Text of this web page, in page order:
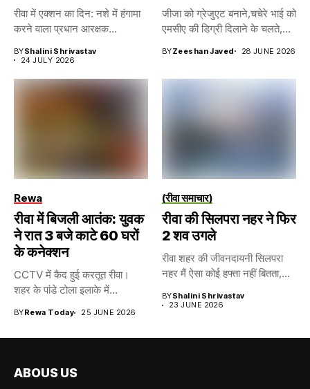
रीवा में एक्शन का दिन: नशे में हंगामा
करने वाला प्रधान आरक्षक...
BYShalini Shrivastav
24 JULY 2026
जीजा को ग्रेजुएट बनाने,चचेरे भाई को
एमसीए की डिग्री दिलाने के चलते,...
BYZeeshan Javed 28 JUNE 2026
Rewa
रीवा में बिजली आतंक: युवक
ने रात 3 बजे काटे 60 घरों
के कनेक्शन
CCTV में कैद हुई करतूत रीवा।
शहर के पांडे टोला इलाके में...
BYRewa Today 25 JUNE 2026
(रीवा समाचार)
रीवा की सिलपरा नहर ने फिर
2 शव उगले
रीवा शहर की जीवनदायनी सिलपरा
नहर मैं ऐसा कोई हफ्ता नहीं बितता,...
BYShalini Shrivastav
23 JUNE 2026
ABOUS US